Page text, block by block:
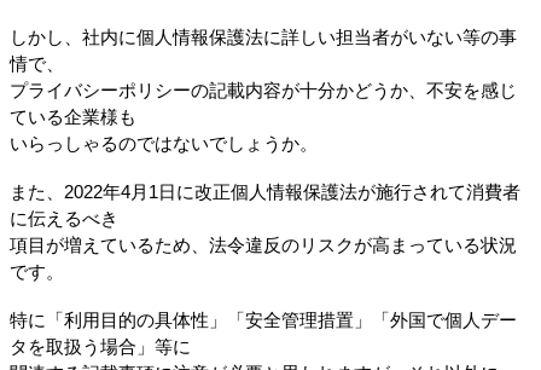
しかし、社内に個人情報保護法に詳しい担当者がいない等の事
情で、
プライバシーポリシーの記載内容が十分かどうか、不安を感じ
ている企業様も
いらっしゃるのではないでしょうか。
また、2022年4月1日に改正個人情報保護法が施行されて消費者
に伝えるべき
項目が増えているため、法令違反のリスクが高まっている状況
です。
特に「利用目的の具体性」「安全管理措置」「外国で個人デー
タを取扱う場合」等に